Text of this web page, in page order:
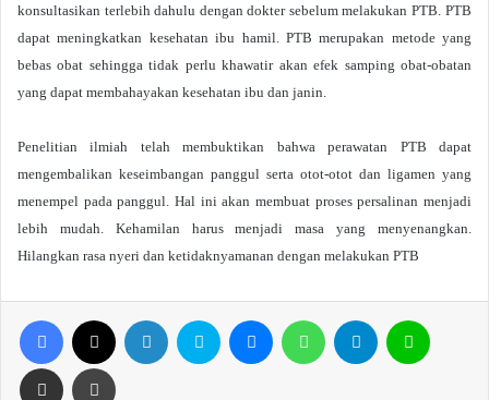
konsultasikan terlebih dahulu dengan dokter sebelum melakukan PTB. PTB
dapat meningkatkan kesehatan ibu hamil. PTB merupakan metode yang
bebas obat sehingga tidak perlu khawatir akan efek samping obat-obatan
yang dapat membahayakan kesehatan ibu dan janin.
Penelitian ilmiah telah membuktikan bahwa perawatan PTB dapat
mengembalikan keseimbangan panggul serta otot-otot dan ligamen yang
menempel pada panggul. Hal ini akan membuat proses persalinan menjadi
lebih mudah. Kehamilan harus menjadi masa yang menyenangkan.
Hilangkan rasa nyeri dan ketidaknyamanan dengan melakukan PTB
Facebook LinkedIn Skype MessengerWhatsAppTelegram
Share via Email Print